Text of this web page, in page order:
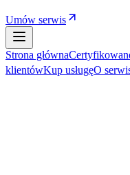
Umów serwis
Strona główna
klientówKup usługęO